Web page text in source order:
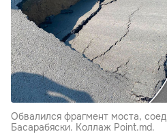
Обвалился фрагмент моста,
Басарабяски. Коллаж Point.md.